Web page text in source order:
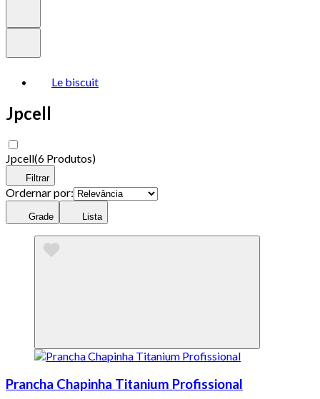
Le biscuit
Jpcell
Jpcell(6 Produtos)
Filtrar
Ordernar por:
Grade Lista
Prancha Chapinha Titanium Profissional